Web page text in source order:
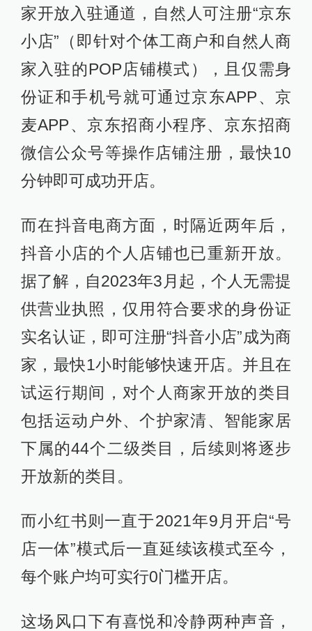
家开放入驻通道，自然人可注册“京东
小店”（即针对个体工商户和自然人商
家入驻的POP店铺模式），且仅需身
份证和手机号就可通过京东APP、京
麦APP、京东招商小程序、京东招商
微信公众号等操作店铺注册，最快10
分钟即可成功开店。
而在抖音电商方面，时隔近两年后，
抖音小店的个人店铺也已重新开放。
据了解，自2023年3月起，个人无需提
供营业执照，仅用符合要求的身份证
实名认证，即可注册“抖音小店”成为商
家，最快1小时能够快速开店。并且在
试运行期间，对个人商家开放的类目
包括运动户外、个护家清、智能家居
下属的44个二级类目，后续则将逐步
开放新的类目。
而小红书则一直于2021年9月开启“号
店一体”模式后一直延续该模式至今，
每个账户均可实行0门槛开店。
这场风口下有喜悦和冷静两种声音，